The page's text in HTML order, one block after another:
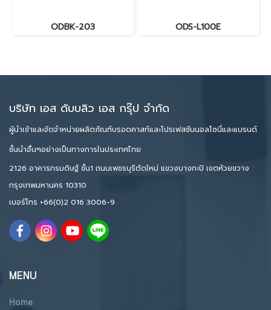
ODBK-203 ODS-L100E
บริษัท เอส ดับบลิว เอส กรุ๊ป จำกัด
ผู้นำเข้าและจัดจำหน่ายผลิตภัณฑ์บรอดคาสท์และโปรเฟสชันนอลโซนี่และแบรนด์
ชั้นนำอื่นๆอย่างเป็นทางการในประเทศไทย
2126 อาคารกรมดิษฐ์ ชั้น1 ถนนเพชรบุรีตัดใหม่ แขวงบางกะปิ เขตห้วยขวาง
กรุงเทพมหานคร 10310
เบอร์โทร +66(0)2 016 3006-9
MENU
Home